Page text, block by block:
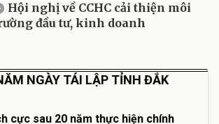
Hội nghị về CCHC cải thiện môi
đầu tư, kinh doanh
NGÀY TÁI LẬP TỈNH ĐẮK
cực sau 20 năm thực hiện chính